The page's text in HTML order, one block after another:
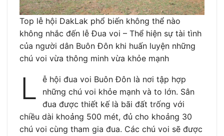
Top lễ hội DakLak phổ biến không thể nào
không nhắc đến lễ Đua voi – Thể hiện sự tài tình
của người dân Buôn Đôn khi huấn luyện những
chú voi vừa thông minh vừa khỏe mạnh
L
ễ hội đua voi Buôn Đôn là nơi tập hợp
những chú voi khỏe mạnh và to lớn. Sân
đua được thiết kế là bãi đất trống với
chiều dài khoảng 500 mét, đủ cho khoảng 30
chú voi cùng tham gia đua. Các chú voi sẽ được